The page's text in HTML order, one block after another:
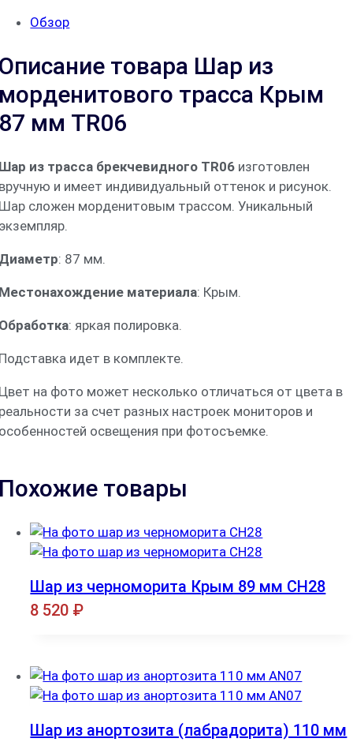
Обзор
товара Шар из
трасса Крым
мм TR06
из трасса брекчевидного TR06 изготовлен
и имеет индивидуальный оттенок и рисунок.
сложен морденитовым трассом. Уникальный
: 87 мм.
материала: Крым.
: яркая полировка.
идет в комплекте.
на фото может несколько отличаться от цвета в
за счет разных настроек мониторов и
освещения при фотосъемке.
товары
Шар из черноморита Крым 89 мм CH28
8 520 ₽
Шар из анортозита (лабрадорита) 110 мм